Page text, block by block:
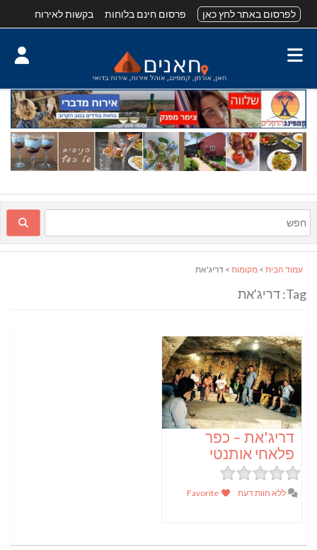
לפרסום באתר לחץ כאן פרסום חינם בלוחות בקשות לאירוח
עמוד הבית > מקומות > דריג'את
Tag: דריג'את
דריג'את – כפר
פלאחי אותנטי
ללא חוות דעת